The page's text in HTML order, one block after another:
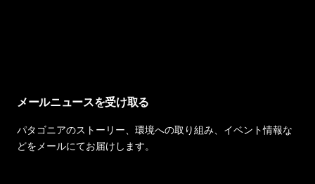
メールニュースを受け取る
パタゴニアのストーリー、環境への取り組み、イベント情報な
どをメールにてお届けします。